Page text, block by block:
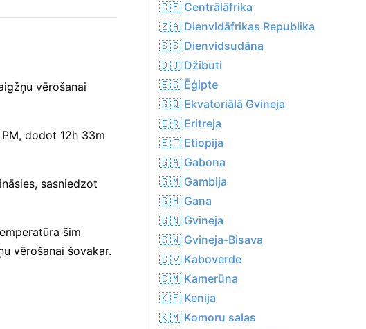
vērošanai
dodot 12h 33m
sasniedzot
šim
vērošanai šovakar.
🇨🇫 Centrālāfrika
🇿🇦 Dienvidāfrikas Republika
🇸🇸 Dienvidsudāna
🇩🇯 Džibuti
🇪🇬 Ēģipte
🇬🇶 Ekvatoriālā Gvineja
🇪🇷 Eritreja
🇪🇹 Etiopija
🇬🇦 Gabona
🇬🇲 Gambija
🇬🇭 Gana
🇬🇳 Gvineja
🇬🇼 Gvineja-Bisava
🇨🇻 Kaboverde
🇨🇲 Kamerūna
🇰🇪 Kenija
🇰🇲 Komoru salas